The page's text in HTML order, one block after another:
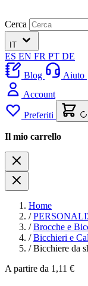
Cerca
IT
ES EN FR PT DE
Blog
Aiuto
Account
Preferiti
Il mio carrello
Home
/
/ Brocche e
/ Bicchieri e
/ Bicchiere da
A partire da 1,11 €